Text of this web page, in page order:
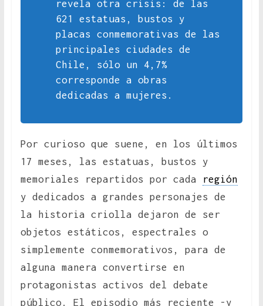
revela otra crisis: de las
621 estatuas, bustos y
placas conmemorativas de las
principales ciudades de
Chile, sólo un 4,7%
corresponde a obras
dedicadas a mujeres.
Por curioso que suene, en los últimos
17 meses, las estatuas, bustos y
memoriales repartidos por cada
región
y dedicados a grandes personajes de
la historia criolla dejaron de ser
objetos estáticos, espectrales o
simplemente conmemorativos, para de
alguna manera convertirse en
protagonistas activos del debate
público. El episodio más reciente -y